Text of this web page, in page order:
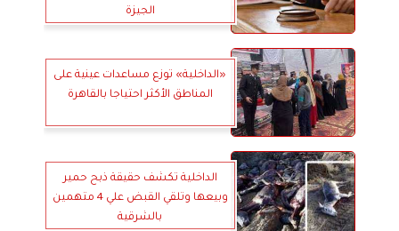
الجيزة
«الداخلية» توزع مساعدات عينية على
المناطق الأكثر احتياجا بالقاهرة
الداخلية تكشف حقيقة ذبح حمير
وبيعها وتلقي القبض علي 4 متهمين
بالشرقية